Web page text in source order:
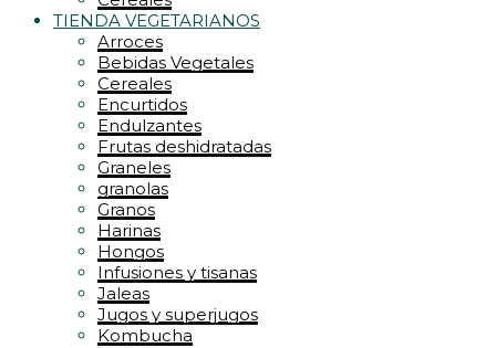
TIENDA VEGETARIANOS
Arroces
Bebidas Vegetales
Cereales
Encurtidos
Endulzantes
Frutas deshidratadas
Graneles
granolas
Granos
Harinas
Hongos
Infusiones y tisanas
Jaleas
Jugos y superjugos
Kombucha